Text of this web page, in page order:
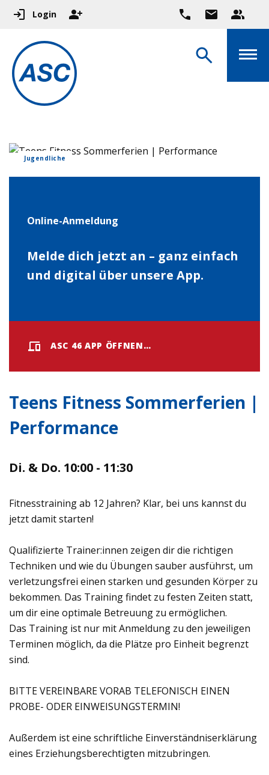
Login
Jugendliche
Online-Anmeldung
Melde dich jetzt an – ganz einfach
und digital über unsere App.
ASC 46 APP ÖFFNEN…
Teens Fitness Sommerferien |
Performance
Di. & Do. 10:00 - 11:30
Fitnesstraining ab 12 Jahren? Klar, bei uns kannst du
jetzt damit starten!
Qualifizierte Trainer:innen zeigen dir die richtigen
Techniken und wie du Übungen sauber ausführst, um
verletzungsfrei einen starken und gesunden Körper zu
bekommen. Das Training findet zu festen Zeiten statt,
um dir eine optimale Betreuung zu ermöglichen.
Das Training ist nur mit Anmeldung zu den jeweiligen
Terminen möglich, da die Plätze pro Einheit begrenzt
sind.
BITTE VEREINBARE VORAB TELEFONISCH EINEN
PROBE- ODER EINWEISUNGSTERMIN!
Außerdem ist eine schriftliche Einverständniserklärung
eines Erziehungsberechtigten mitzubringen.